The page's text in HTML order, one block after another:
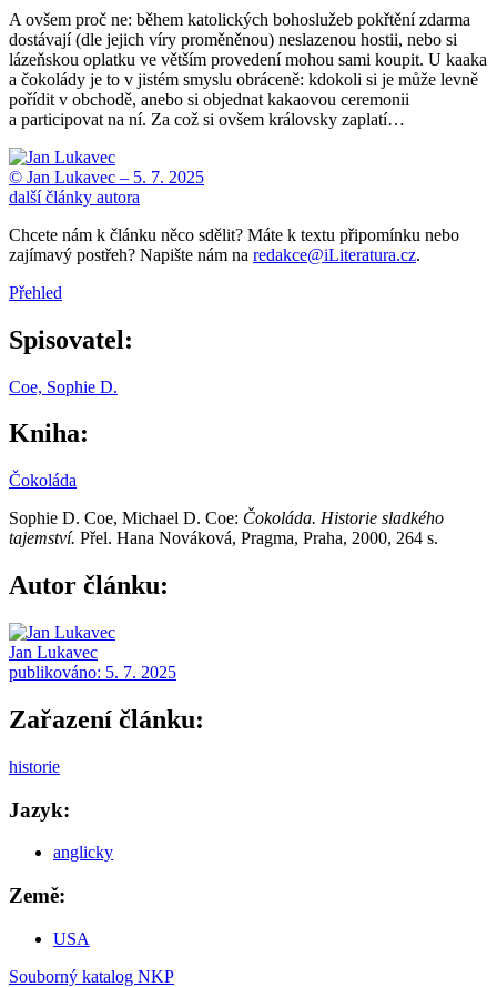
A ovšem proč ne: během katolických bohoslužeb pokřtění zdarma
dostávají (dle jejich víry proměněnou) neslazenou hostii, nebo si
lázeňskou oplatku ve větším provedení mohou sami koupit. U kaaka
a čokolády je to v jistém smyslu obráceně: kdokoli si je může levně
pořídit v obchodě, anebo si objednat kakaovou ceremonii
a participovat na ní. Za což si ovšem královsky zaplatí…
© Jan Lukavec – 5. 7. 2025
další články autora
Chcete nám k článku něco sdělit? Máte k textu připomínku nebo
zajímavý postřeh? Napište nám na redakce@iLiteratura.cz.
Přehled
Spisovatel:
Coe, Sophie D.
Kniha:
Čokoláda
Sophie D. Coe, Michael D. Coe: Čokoláda. Historie sladkého
tajemství. Přel. Hana Nováková, Pragma, Praha, 2000, 264 s.
Autor článku:
Jan Lukavec
publikováno: 5. 7. 2025
Zařazení článku:
historie
Jazyk:
anglicky
Země:
USA
Souborný katalog NKP